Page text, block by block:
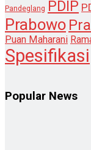
Pandeglang PDIP
Prabowo
Puan Maharani
Spesifikasi
Popular News